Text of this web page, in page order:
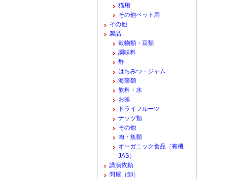
猫用
その他ペット用
その他
製品
穀物類・豆類
調味料
酢
はちみつ・ジャム
海藻類
飲料・水
お茶
ドライフルーツ
ナッツ類
その他
肉・魚類
オーガニック食品（有機
JAS）
講演依頼
問屋（卸）